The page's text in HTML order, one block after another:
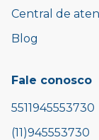
Central de
Blog
Fale conosco
5511945553730
(11)945553730